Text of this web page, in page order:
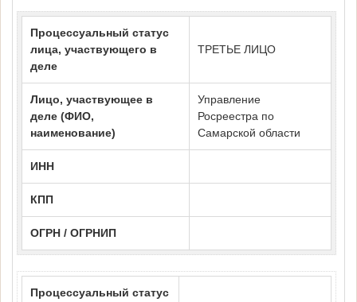
Процессуальный статус
лица, участвующего в
деле
ТРЕТЬЕ ЛИЦО
Лицо, участвующее в
деле (ФИО,
наименование)
Управление
Росреестра по
Самарской области
ИНН
КПП
ОГРН / ОГРНИП
Процессуальный статус